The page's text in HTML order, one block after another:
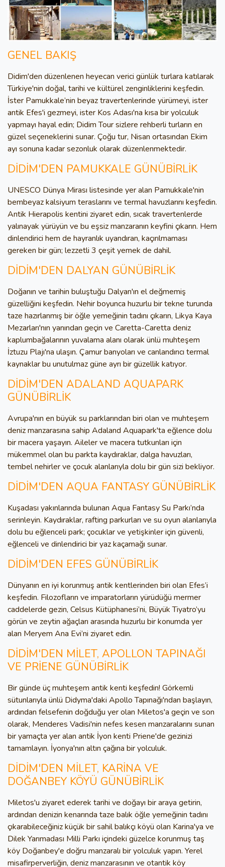
GENEL BAKIŞ
Didim'den düzenlenen heyecan verici günlük turlara katılarak
Türkiye'nin doğal, tarihi ve kültürel zenginliklerini keşfedin.
İster Pamukkale’nin beyaz travertenlerinde yürümeyi, ister
antik Efes'i gezmeyi, ister Kos Adası'na kısa bir yolculuk
yapmayı hayal edin; Didim Tour sizlere rehberli turların en
güzel seçeneklerini sunar. Çoğu tur, Nisan ortasından Ekim
ayı sonuna kadar sezonluk olarak düzenlenmektedir.
DİDİM'DEN PAMUKKALE GÜNÜBİRLİK
UNESCO Dünya Mirası listesinde yer alan Pamukkale'nin
bembeyaz kalsiyum teraslarını ve termal havuzlarını keşfedin.
Antik Hierapolis kentini ziyaret edin, sıcak travertenlerde
yalınayak yürüyün ve bu eşsiz manzaranın keyfini çıkarın. Hem
dinlendirici hem de hayranlık uyandıran, kaçırılmaması
gereken bir gün; lezzetli 3 çeşit yemek de dahil.
DİDİM'DEN DALYAN GÜNÜBİRLİK
Doğanın ve tarihin buluştuğu Dalyan'ın el değmemiş
güzelliğini keşfedin. Nehir boyunca huzurlu bir tekne turunda
taze hazırlanmış bir öğle yemeğinin tadını çıkarın, Likya Kaya
Mezarları'nın yanından geçin ve Caretta-Caretta deniz
kaplumbağalarının yuvalama alanı olarak ünlü muhteşem
İztuzu Plajı'na ulaşın. Çamur banyoları ve canlandırıcı termal
kaynaklar bu unutulmaz güne ayrı bir güzellik katıyor.
DİDİM'DEN ADALAND AQUAPARK
GÜNÜBİRLİK
Avrupa'nın en büyük su parklarından biri olan ve muhteşem
deniz manzarasına sahip Adaland Aquapark'ta eğlence dolu
bir macera yaşayın. Aileler ve macera tutkunları için
mükemmel olan bu parkta kaydıraklar, dalga havuzları,
tembel nehirler ve çocuk alanlarıyla dolu bir gün sizi bekliyor.
DİDİM'DEN AQUA FANTASY GÜNÜBİRLİK
Kuşadası yakınlarında bulunan Aqua Fantasy Su Parkı’nda
serinleyin. Kaydıraklar, rafting parkurları ve su oyun alanlarıyla
dolu bu eğlenceli park; çocuklar ve yetişkinler için güvenli,
eğlenceli ve dinlendirici bir yaz kaçamağı sunar.
DİDİM'DEN EFES GÜNÜBİRLİK
Dünyanın en iyi korunmuş antik kentlerinden biri olan Efes’i
keşfedin. Filozofların ve imparatorların yürüdüğü mermer
caddelerde gezin, Celsus Kütüphanesi’ni, Büyük Tiyatro’yu
görün ve zeytin ağaçları arasında huzurlu bir konumda yer
alan Meryem Ana Evi’ni ziyaret edin.
DİDİM'DEN MİLET, APOLLON TAPINAĞI
VE PRİENE GÜNÜBİRLİK
Bir günde üç muhteşem antik kenti keşfedin! Görkemli
sütunlarıyla ünlü Didyma'daki Apollo Tapınağı'ndan başlayın,
ardından felsefenin doğduğu yer olan Miletos'a geçin ve son
olarak, Menderes Vadisi'nin nefes kesen manzaralarını sunan
bir yamaçta yer alan antik İyon kenti Priene'de gezinizi
tamamlayın. İyonya'nın altın çağına bir yolculuk.
DİDİM'DEN MİLET, KARİNA VE
DOĞANBEY KÖYÜ GÜNÜBİRLİK
Miletos'u ziyaret ederek tarihi ve doğayı bir araya getirin,
ardından denizin kenarında taze balık öğle yemeğinin tadını
çıkarabileceğiniz küçük bir sahil balıkçı köyü olan Karina'ya ve
Dilek Yarımadası Milli Parkı içindeki güzelce korunmuş taş
köy Doğanbey'e doğru manzaralı bir yolculuk yapın. Yerel
misafirperverliğin, deniz manzarasının ve otantik köy